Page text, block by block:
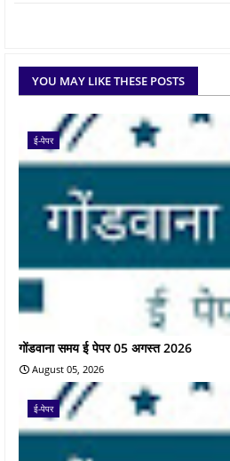
YOU MAY LIKE THESE POSTS
ई-पेपर
गोंडवाना समय ई पेपर 05 अगस्त 2026
August 05, 2026
ई-पेपर